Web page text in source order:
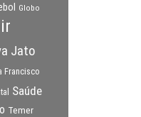
Globo
Jato
Francisco
Saúde
Temer